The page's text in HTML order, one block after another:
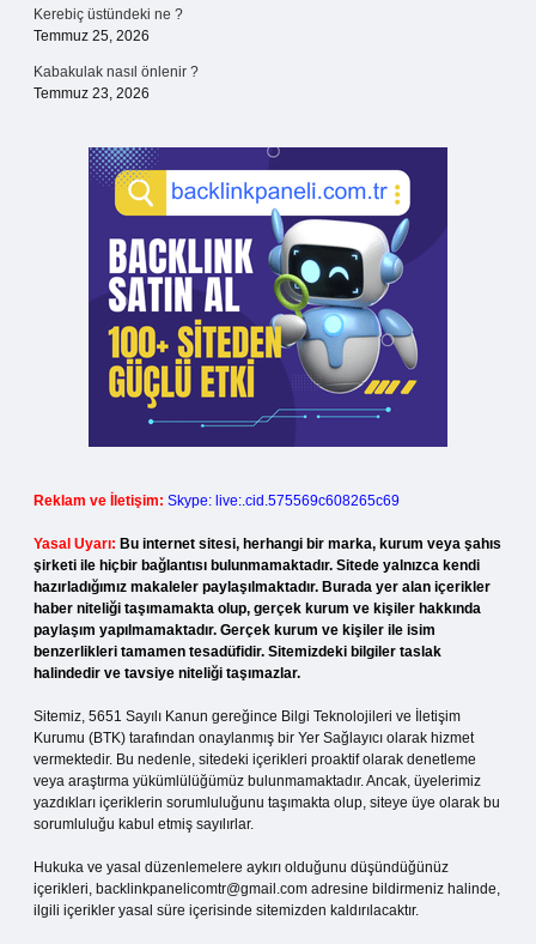
Kerebiç üstündeki ne ?
Temmuz 25, 2026
Kabakulak nasıl önlenir ?
Temmuz 23, 2026
Reklam ve İletişim: Skype: live:.cid.575569c608265c69
Yasal Uyarı: Bu internet sitesi, herhangi bir marka, kurum veya şahıs
şirketi ile hiçbir bağlantısı bulunmamaktadır. Sitede yalnızca kendi
hazırladığımız makaleler paylaşılmaktadır. Burada yer alan içerikler
haber niteliği taşımamakta olup, gerçek kurum ve kişiler hakkında
paylaşım yapılmamaktadır. Gerçek kurum ve kişiler ile isim
benzerlikleri tamamen tesadüfidir. Sitemizdeki bilgiler taslak
halindedir ve tavsiye niteliği taşımazlar.
Sitemiz, 5651 Sayılı Kanun gereğince Bilgi Teknolojileri ve İletişim
Kurumu (BTK) tarafından onaylanmış bir Yer Sağlayıcı olarak hizmet
vermektedir. Bu nedenle, sitedeki içerikleri proaktif olarak denetleme
veya araştırma yükümlülüğümüz bulunmamaktadır. Ancak, üyelerimiz
yazdıkları içeriklerin sorumluluğunu taşımakta olup, siteye üye olarak bu
sorumluluğu kabul etmiş sayılırlar.
Hukuka ve yasal düzenlemelere aykırı olduğunu düşündüğünüz
içerikleri, backlinkpanelicomtr@gmail.com adresine bildirmeniz halinde,
ilgili içerikler yasal süre içerisinde sitemizden kaldırılacaktır.